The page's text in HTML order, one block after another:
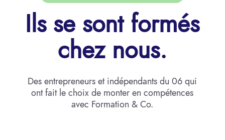
Ils se sont formés
chez nous.
Des entrepreneurs et indépendants du 06 qui
ont fait le choix de monter en compétences
avec Formation & Co.